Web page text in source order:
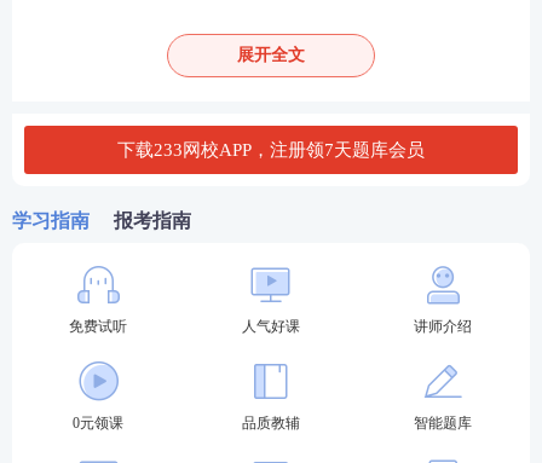
阳明潮热：常于日哺阳明旺时而热甚，又
称“日哺潮热”
▲问汗出的临床意义
表证辨汗
表证无汗--伤寒表实证
表证有汗--太阳中风证
展开全文
下载233网校APP，注册领7天题库会员
学习指南 报考指南
免费试听 人气好课 讲师介绍
0元领课 品质教辅 智能题库